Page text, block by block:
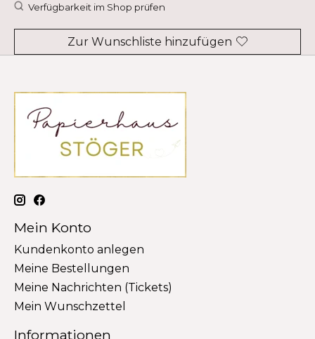
Verfügbarkeit im Shop prüfen
Zur Wunschliste hinzufügen
Mein Konto
Kundenkonto anlegen
Meine Bestellungen
Meine Nachrichten (Tickets)
Mein Wunschzettel
Informationen